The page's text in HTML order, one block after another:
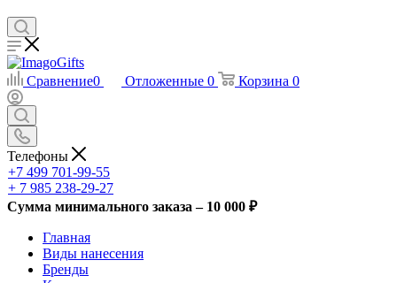
Сравнение0 Отложенные 0 Корзина 0
Телефоны
+7 499 701-99-55
+ 7 985 238-29-27
Сумма минимального заказа – 10 000 ₽
Главная
Виды нанесения
Бренды